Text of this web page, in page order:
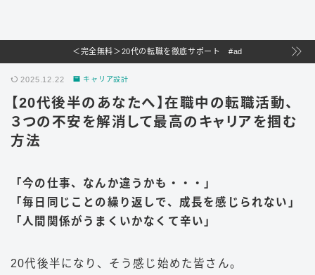
＜完全無料＞20代の転職を徹底サポート #ad
2025.12.22 キャリア設計
【20代後半のあなたへ】在職中の転職活動、
３つの不安を解消して最高のキャリアを掴む
方法
「今の仕事、なんか違うかも・・・」
「毎日同じことの繰り返しで、成長を感じられない」
「人間関係がうまくいかなくて辛い」
20代後半になり、そう感じ始めた皆さん。